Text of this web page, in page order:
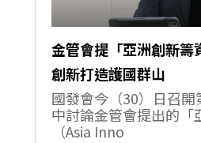
金管會提「亞洲創新籌
創新打造護國群山
國發會今（30）日召
中討論金管會提出的「
（Asia Inno